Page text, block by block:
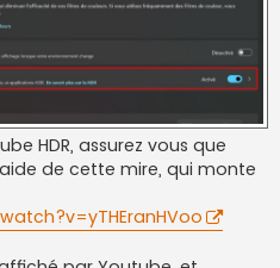
HDR, assurez vous que
de cette mire, qui monte